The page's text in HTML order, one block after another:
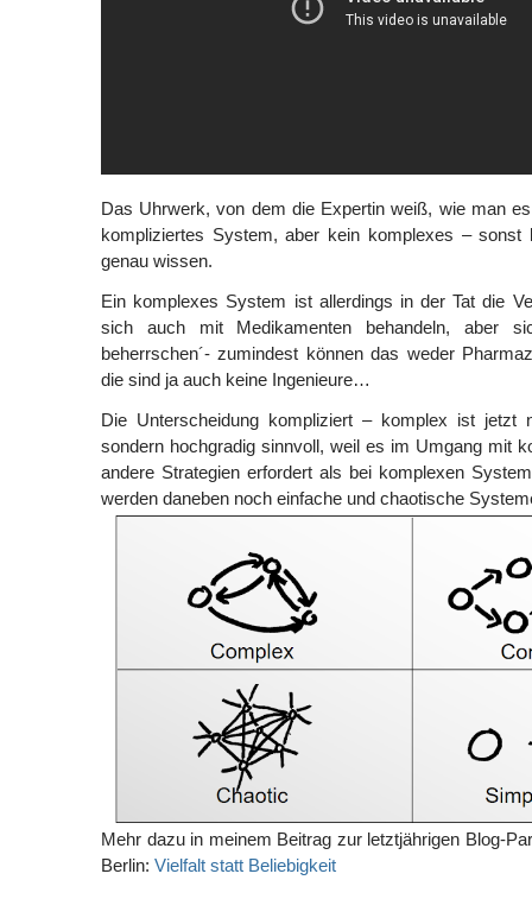
Das Uhrwerk, von dem die Expertin weiß, wie man
kompliziertes System, aber kein komplexes –
genau wissen.
Ein komplexes System ist allerdings in der Tat die
sich auch mit Medikamenten behandeln, aber
beherrschen´- zumindest können das weder
die sind ja auch keine Ingenieure…
Die Unterscheidung kompliziert – komplex ist jetzt
sondern hochgradig sinnvoll, weil es im Umgang mit
andere Strategien erfordert als bei komplexen
werden daneben noch einfache und chaotische
Mehr dazu in meinem Beitrag zur letztjährigen Blog-
Berlin: Vielfalt statt Beliebigkeit